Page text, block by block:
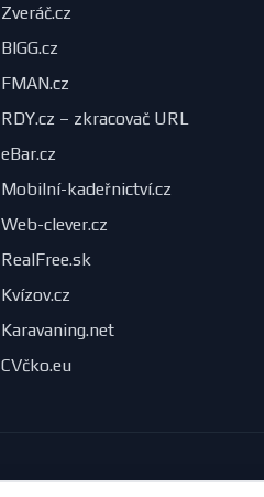
Zveráč.cz
BIGG.cz
FMAN.cz
RDY.cz – zkracovač URL
eBar.cz
Mobilní-kadeřnictví.cz
Web-clever.cz
RealFree.sk
Kvízov.cz
Karavaning.net
CVčko.eu